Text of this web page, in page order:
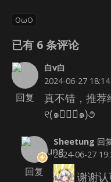
OωO
已有 6 条评论
白v白
2024-06-27 18:14
真不错，推荐
୧(๑・̀⌄・́๑)૭
回复
Sheetung 回
2024-06-27
谢谢
回复